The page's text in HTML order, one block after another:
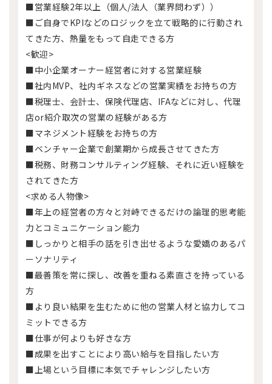
■営業経験2年以上（個人/法人（業界問わず））
■ご自身でKPIなどのロジックを立て戦略的に行動され
てきた方、熱量をもって自走できる方
<歓迎>
■中小企業オーナー経営者に対する営業経験
■社内MVP、社内ギネスなどの営業実績をお持ちの方
■税理士、会計士、保険代理店、IFAなどに対し、代理
店or紹介取次の営業の経験がある方
■マネジメント経験をお持ちの方
■ベンチャー企業で創業期から成長させてきた方
■税務、財務コンサルティング経験、それに近い経験を
されてきた方
<求める人物像>
■年上の経営者の方々と対峙できるだけの論理的思考能
力とコミュニケーション能力
■しっかりと相手の話を引き出せるような愛嬌のあるパ
ーソナリティ
■最善策を常に探し、改善を重ねる素直さを持っている
方
■より良い結果を生むために他の営業人材と協力してコ
ミットできる方
■仕事が何よりも好きな方
■成果を出すことにより高い給与を目指したい方
■上場という目標に本気でチャレンジしたい方